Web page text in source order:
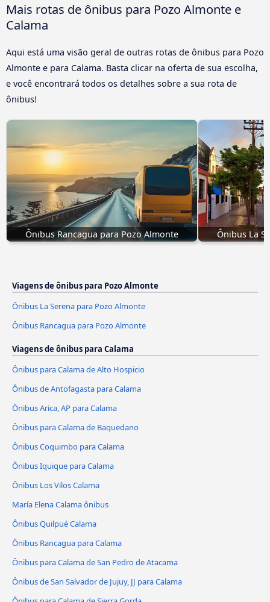
Mais rotas de ônibus para Pozo Almonte e
Calama
Aqui está uma visão geral de outras rotas de ônibus para Pozo
Almonte e para Calama. Basta clicar na oferta de sua escolha,
e você encontrará todos os detalhes sobre a sua rota de
ônibus!
Ônibus Rancagua para Pozo Almonte Ônibus La
Viagens de ônibus para Pozo Almonte
Ônibus La Serena para Pozo Almonte
Ônibus Rancagua para Pozo Almonte
Viagens de ônibus para Calama
Ônibus para Calama de Alto Hospicio
Ônibus de Antofagasta para Calama
Ônibus Arica, AP para Calama
Ônibus para Calama de Baquedano
Ônibus Coquimbo para Calama
Ônibus Iquique para Calama
Ônibus Los Vilos Calama
María Elena Calama ônibus
Ônibus Quilpué Calama
Ônibus Rancagua para Calama
Ônibus para Calama de San Pedro de Atacama
Ônibus de San Salvador de Jujuy, JJ para Calama